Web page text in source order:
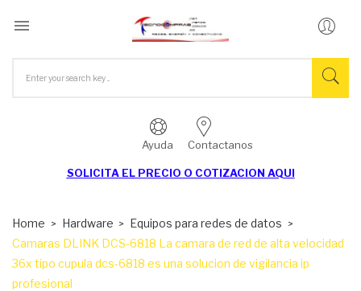

Ayuda Contactanos
SOLICITA EL PRECIO O COTIZACION AQUI
Home Hardware
Equipos para redes de datos
Camaras DLINK DCS-6818 La camara de red de alta velocidad
36x tipo cupula dcs-6818 es una solucion de vigilancia ip
profesional